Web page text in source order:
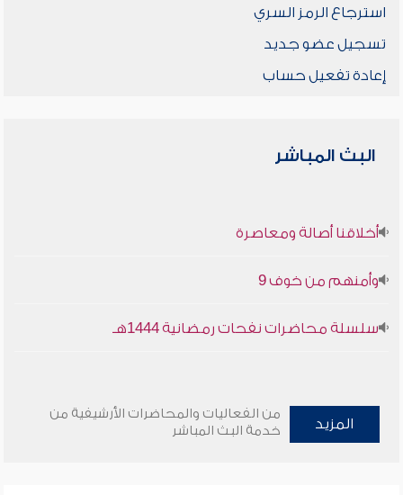
استرجاع الرمز السري
تسجيل عضو جديد
إعادة تفعيل حساب
البث المباشر
أخلاقنا أصالة ومعاصرة
وأمنهم من خوف 9
سلسلة محاضرات نفحات رمضانية 1444هـ
المزيد
من الفعاليات والمحاضرات الأرشيفية من
خدمة البث المباشر